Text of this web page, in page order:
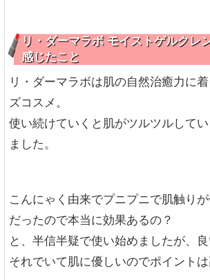
リ・ダーマラボ モイストゲルクレ
感じたこと
リ・ダーマラボは肌の自然治癒力に
ズコスメ。
使い続けていくと肌がツルツルして
ました。
こんにゃく由来でプニプニで肌触り
だったので本当に効果あるの？
と、半信半疑で使い始めましたが、良
それでいて肌に優しいのでポイントは